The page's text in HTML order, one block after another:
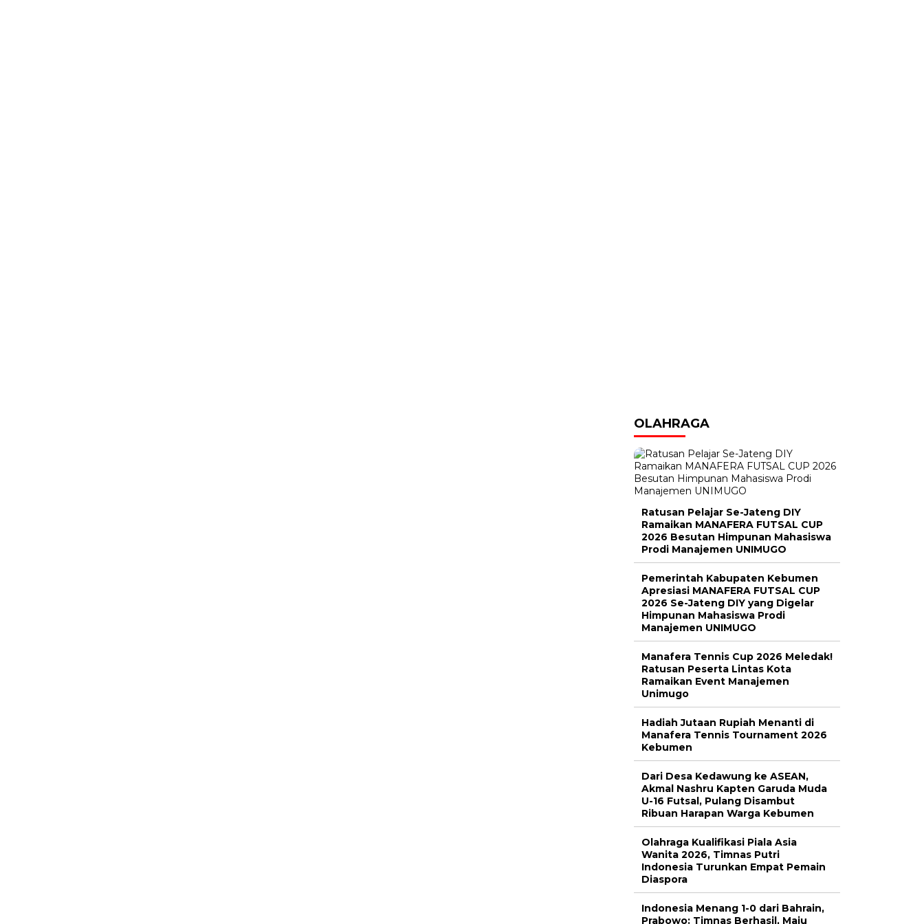
OLAHRAGA
Ratusan Pelajar Se-Jateng DIY
Ramaikan MANAFERA FUTSAL CUP
2026 Besutan Himpunan Mahasiswa
Prodi Manajemen UNIMUGO
Pemerintah Kabupaten Kebumen
Apresiasi MANAFERA FUTSAL CUP
2026 Se-Jateng DIY yang Digelar
Himpunan Mahasiswa Prodi
Manajemen UNIMUGO
Manafera Tennis Cup 2026 Meledak!
Ratusan Peserta Lintas Kota
Ramaikan Event Manajemen
Unimugo
Hadiah Jutaan Rupiah Menanti di
Manafera Tennis Tournament 2026
Kebumen
Dari Desa Kedawung ke ASEAN,
Akmal Nashru Kapten Garuda Muda
U-16 Futsal, Pulang Disambut
Ribuan Harapan Warga Kebumen
Olahraga Kualifikasi Piala Asia
Wanita 2026, Timnas Putri
Indonesia Turunkan Empat Pemain
Diaspora
Indonesia Menang 1-0 dari Bahrain,
Prabowo: Timnas Berhasil, Maju